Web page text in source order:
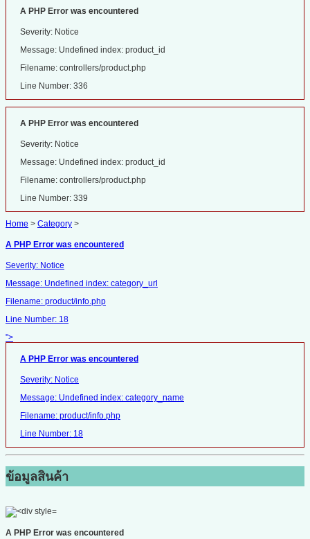
A PHP Error was encountered
Severity: Notice
Message: Undefined index: product_id
Filename: controllers/product.php
Line Number: 336
A PHP Error was encountered
Severity: Notice
Message: Undefined index: product_id
Filename: controllers/product.php
Line Number: 339
Home > Category >
A PHP Error was encountered
Severity: Notice
Message: Undefined index: category_url
Filename: product/info.php
Line Number: 18
">
A PHP Error was encountered
Severity: Notice
Message: Undefined index: category_name
Filename: product/info.php
Line Number: 18
ข้อมูลสินค้า
A PHP Error was encountered